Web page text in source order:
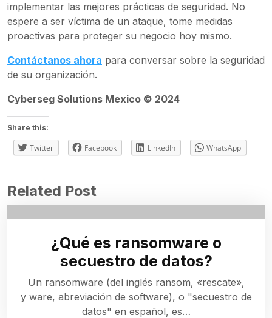
implementar las mejores prácticas de seguridad. No
espere a ser víctima de un ataque, tome medidas
proactivas para proteger su negocio hoy mismo.
Contáctanos ahora para conversar sobre la seguridad
de su organización.
Cyberseg Solutions Mexico © 2024
Share this:
Twitter Facebook LinkedIn WhatsApp
Related Post
¿Qué es ransomware o
secuestro de datos?
Un ransomware (del inglés ransom, «rescate»,
y ware, abreviación de software), o "secuestro de
datos" en español, es…